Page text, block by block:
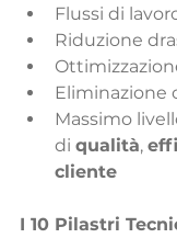
Flussi di
Riduzione
Eliminazione
Massimo
di qualità,
cliente
I 10 Pilastri